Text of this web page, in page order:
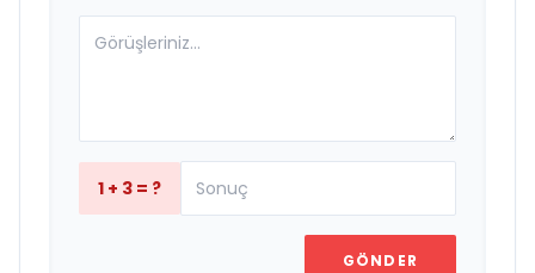
1 + 3 = ?
GÖNDER